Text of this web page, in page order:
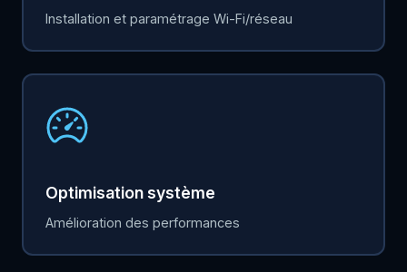
Installation et paramétrage Wi-Fi/réseau
Optimisation système
Amélioration des performances